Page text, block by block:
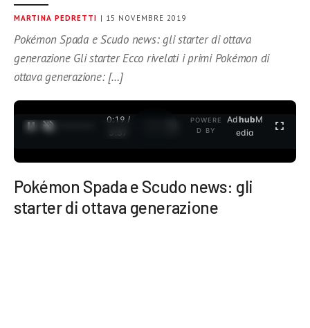
MARTINA PEDRETTI | 15 NOVEMBRE 2019
Pokémon Spada e Scudo news: gli starter di ottava
generazione Gli starter Ecco rivelati i primi Pokémon di
ottava generazione: […]
0:19 /
3:37
POWERE
D BY
AdhubM
edia
Pokémon Spada e Scudo news: gli
starter di ottava generazione